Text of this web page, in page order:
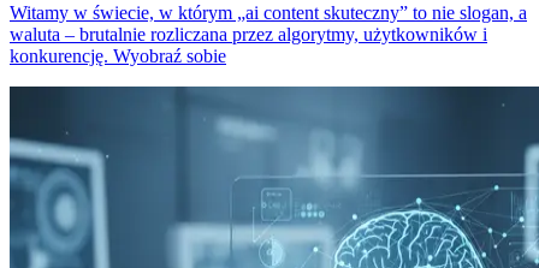
Witamy w świecie, w którym „ai content skuteczny” to nie slogan, a
waluta – brutalnie rozliczana przez algorytmy, użytkowników i
konkurencję. Wyobraź sobie